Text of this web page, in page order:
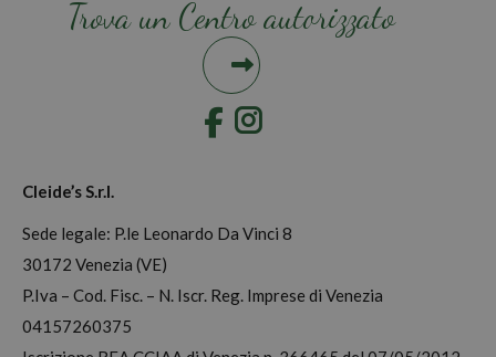
Trova un Centro autorizzato
Instagram
Cleide’s S.r.l.
Sede legale: P.le Leonardo Da Vinci 8
30172 Venezia (VE)
P.Iva – Cod. Fisc. – N. Iscr. Reg. Imprese di Venezia
04157260375